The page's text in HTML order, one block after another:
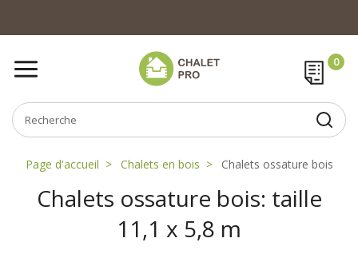
Page d'accueil Chalets en bois Chalets ossature bois
Chalets ossature bois: taille
11,1 x 5,8 m